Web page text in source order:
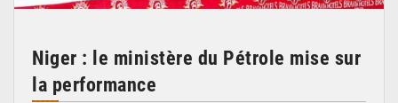
Niger : le ministère du Pétrole mise sur
la performance